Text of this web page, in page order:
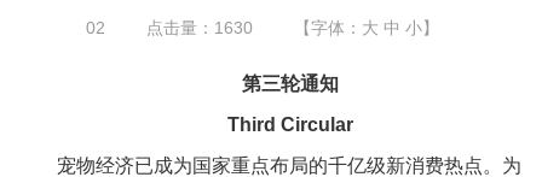
02 点击量： 1630 【字体： 大 中 小】
第三轮通知
Third Circular
宠物经济已成为国家重点布局的千亿级新消费热点。为